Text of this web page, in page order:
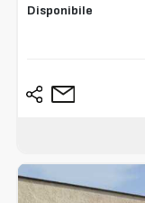
Disponibile